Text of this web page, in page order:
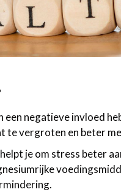
negatieve invloed
te vergroten en beter
je om stress beter